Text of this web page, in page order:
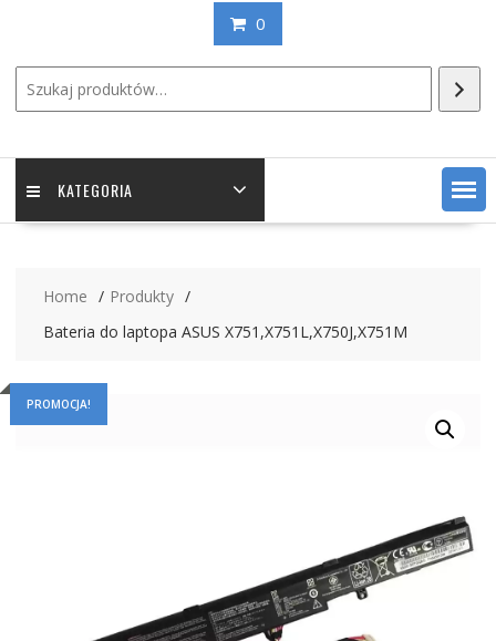
0
KATEGORIA
Home
Produkty
Bateria do laptopa ASUS X751,X751L,X750J,X751M
PROMOCJA!